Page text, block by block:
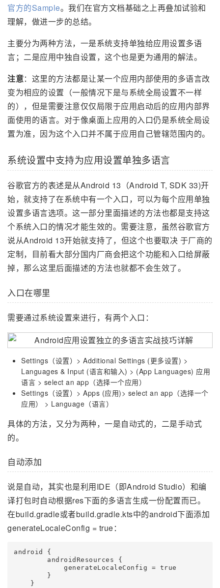
官方的Sample。我们在官方文档基础之上再叠加试验和
理解，做进一步的总结。
主要分为两种方法，一是系统支持单独给应用设置多语
言；二是应用中独自设置，这个也是更为通用的解法。
注意：这里的方法都是让某一个应用内部使用的多语言改
变为相应的设置（一般情况下是与系统全局设置不一样
的），但是需要注意仅仅局限于应用启动后的应用内部界
面使用的语言。对于像桌面上应用的入口仍是系统全局设
置为准，因为这个入口并不属于应用自己管辖范围内的。
系统设置中支持为应用设置单独多语言
谷歌官方的表述是从Android 13（Android T, SDK 33)开
始，就支持了在系统中有一个入口，可以为每个应用单独
设置多语言选项。这一部分里面描述的方法也都是支持这
个系统入口的情况才能生效的。需要注意，虽然谷歌官方
说从Android 13开始就支持了，但这个也要取决 于厂商的
定制，目前看大部分国内厂商会把这个功能和入口给屏蔽
掉，那么这里后面描述的方法也就都不会生效了。
入口在哪里
需要通过系统设置来进行，有两个入口：
Settings（设置）> Additional Settings (更多设置) >
Languages & Input (语言和输入) > (App Languages) 应用
语言 > select an app（选择一个应用）
Settings（设置）> Apps (应用)> select an app（选择一个
应用） > Language（语言）
具体的方法，又分为两种，一是自动式的，二是手动式
的。
自动添加
说是自动，其实也是利用IDE（即Android Studio）和编
译打包时自动根据res下面的多语言生成一份配置而已。
在build.gradle或者build.gradle.kts中的android下面添加
generateLocaleConfig = true：
android {
        androidResources {
            generateLocaleConfig = true
        }
    }